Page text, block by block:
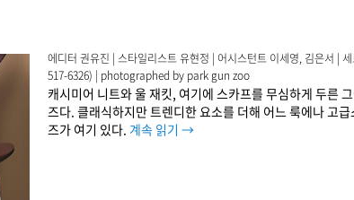
에디터 권유진 | 스타일리스트 유현정 | 어시스턴트 이세영, 김은서 |
517-6326) | photographed by park gun zoo
캐시미어 니트와 울 재킷, 여기에 스카프를 무심하게 두른
즈다. 클래식하지만 트렌디한 요소를 더해 어느 룩에나 고
즈가 여기 있다. 계속 읽기 →